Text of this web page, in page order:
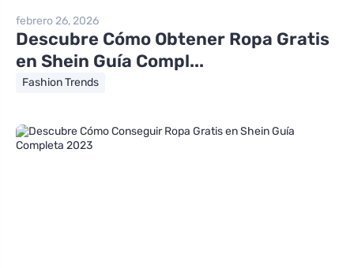
febrero 26, 2026
Descubre Cómo Obtener Ropa Gratis
en Shein Guía Compl...
Fashion Trends